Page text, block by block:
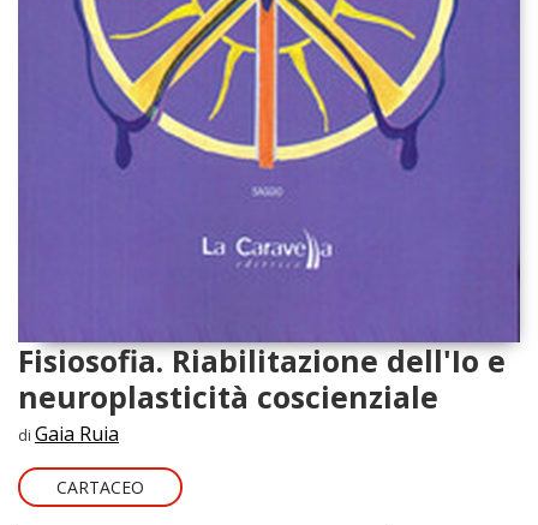
Fisiosofia. Riabilitazione dell'Io e
neuroplasticità coscienziale
di Gaia Ruia
CARTACEO